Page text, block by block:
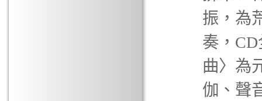
振，為
奏，
曲〉為
伽、聲